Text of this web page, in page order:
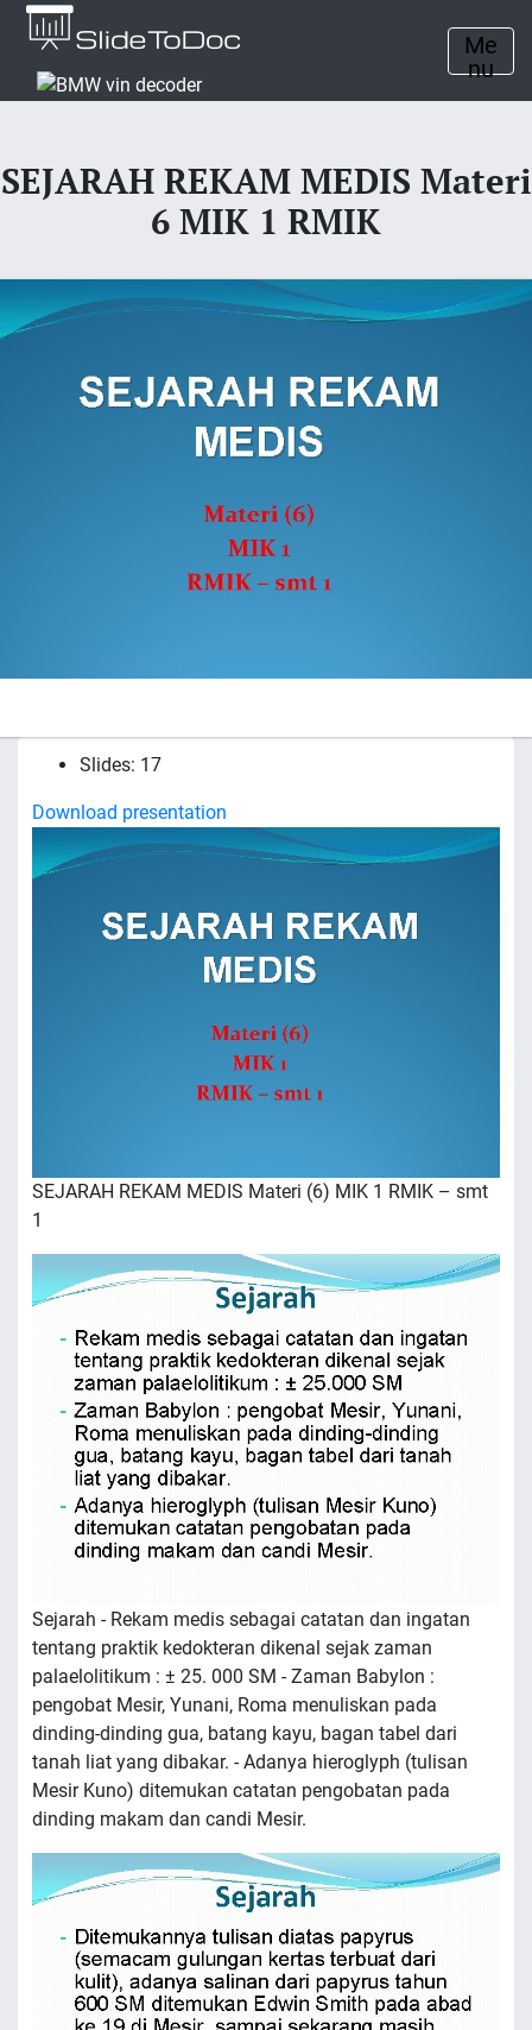
Me
nu
SEJARAH REKAM MEDIS Materi
6 MIK 1 RMIK
Slides: 17
Download presentation
SEJARAH REKAM MEDIS Materi (6) MIK 1 RMIK – smt
1
Sejarah - Rekam medis sebagai catatan dan ingatan
tentang praktik kedokteran dikenal sejak zaman
palaelolitikum : ± 25. 000 SM - Zaman Babylon :
pengobat Mesir, Yunani, Roma menuliskan pada
dinding-dinding gua, batang kayu, bagan tabel dari
tanah liat yang dibakar. - Adanya hieroglyph (tulisan
Mesir Kuno) ditemukan catatan pengobatan pada
dinding makam dan candi Mesir.